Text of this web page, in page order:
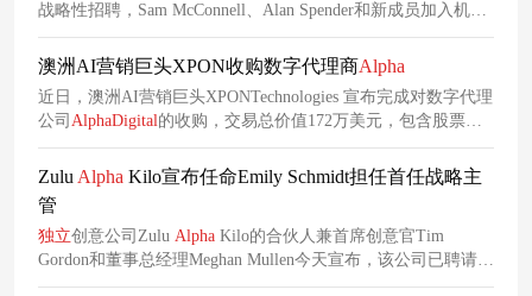
战略性招聘，Sam McConnell、Alan Spender和新成员加入机
构，以支持机构持续的全球增长。
澳洲AI营销巨头XPON收购数字代理商Alpha
近日，澳洲AI营销巨头XPONTechnologies 宣布完成对数字代理
公司 AlphaDigital的收购，交易总价值172万美元，包含股票、
现金及两年盈利分成。此次收购旨在通过Alpha的实战场景测试
XPON的AI技术成果，同时为
Alpha注入AI能力，加速其向“AI
优先型代理”转型。
Zulu Alpha Kilo宣布任命Emily Schmidt担任首任战略主
管
独立创意公司Zulu Alpha Kilo的合伙人兼首席创意官Tim
Gordon和董事总经理Meghan Mullen今天宣布，该公司已聘请
Emily Schmidt担任纽约办事处的首任战略主管，从而完善了领